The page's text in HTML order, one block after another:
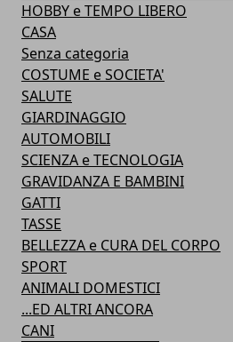
HOBBY e TEMPO LIBERO
CASA
Senza categoria
COSTUME e SOCIETA'
SALUTE
GIARDINAGGIO
AUTOMOBILI
SCIENZA e TECNOLOGIA
GRAVIDANZA E BAMBINI
GATTI
TASSE
BELLEZZA e CURA DEL CORPO
SPORT
ANIMALI DOMESTICI
...ED ALTRI ANCORA
CANI